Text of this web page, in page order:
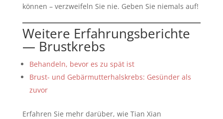
können – verzweifeln Sie nie. Geben Sie niemals auf!
Weitere Erfahrungsberichte
— Brustkrebs
Behandeln, bevor es zu spät ist
Brust- und Gebärmutterhalskrebs: Gesünder als
zuvor
Erfahren Sie mehr darüber, wie Tian Xian